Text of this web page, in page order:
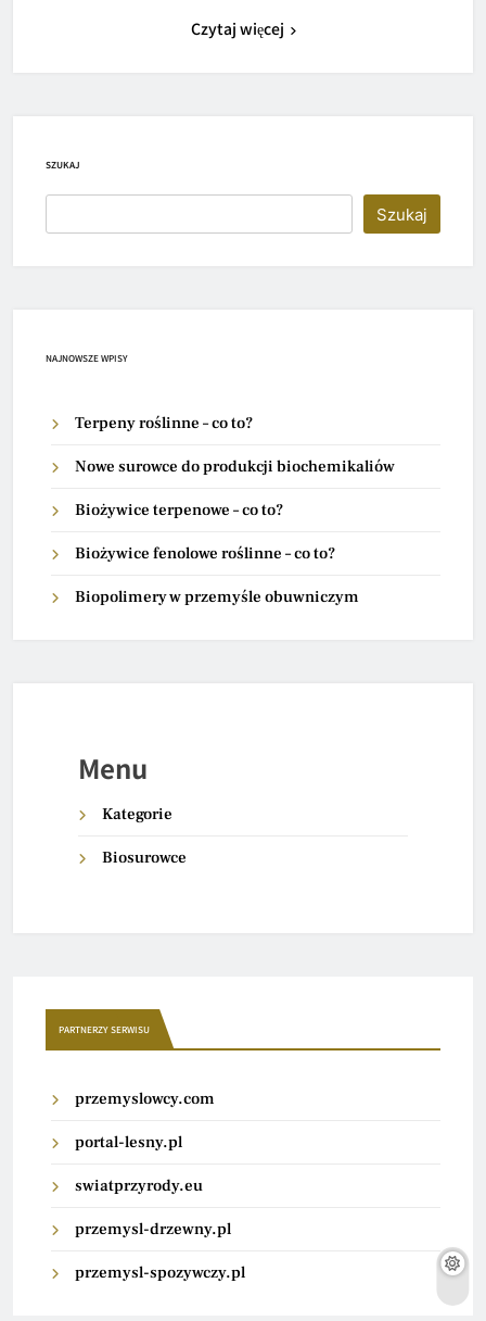
Czytaj więcej
SZUKAJ
Szukaj
NAJNOWSZE WPISY
Terpeny roślinne – co to?
Nowe surowce do produkcji biochemikaliów
Biożywice terpenowe – co to?
Biożywice fenolowe roślinne – co to?
Biopolimery w przemyśle obuwniczym
Menu
Kategorie
Biosurowce
PARTNERZY SERWISU
przemyslowcy.com
portal-lesny.pl
swiatprzyrody.eu
przemysl-drzewny.pl
przemysl-spozywczy.pl